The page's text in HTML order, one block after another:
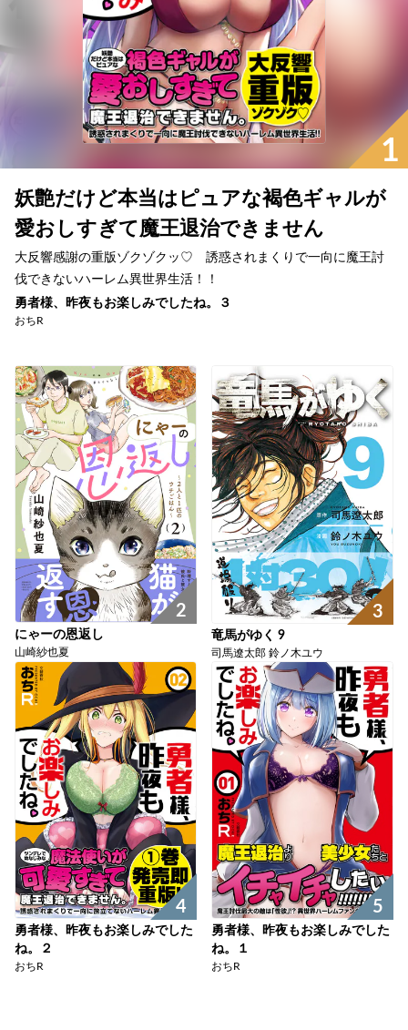
1
妖艶だけど本当はピュアな褐色ギャルが
愛おしすぎて魔王退治できません
大反響感謝の重版ゾクゾクッ♡ 誘惑されまくりで一向に魔王討
伐できないハーレム異世界生活！！
勇者様、昨夜もお楽しみでしたね。３
おちR
2
にゃーの恩返し
山崎紗也夏
3
竜馬がゆく 9
司馬遼太郎 鈴ノ木ユウ
4
勇者様、昨夜もお楽しみでした
ね。２
おちR
5
勇者様、昨夜もお楽しみでした
ね。１
おちR